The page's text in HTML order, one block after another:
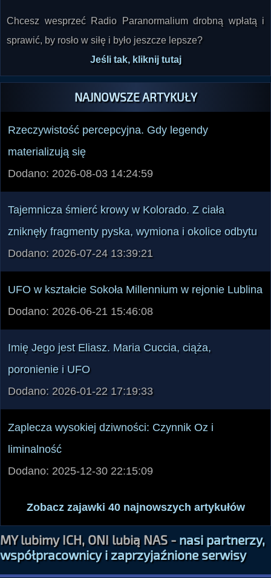
Chcesz wesprzeć Radio Paranormalium drobną wpłatą i
sprawić, by rosło w siłę i było jeszcze lepsze?
Jeśli tak, kliknij tutaj
NAJNOWSZE ARTYKUŁY
Rzeczywistość percepcyjna. Gdy legendy
materializują się
Dodano: 2026-08-03 14:24:59
Tajemnicza śmierć krowy w Kolorado. Z ciała
zniknęły fragmenty pyska, wymiona i okolice odbytu
Dodano: 2026-07-24 13:39:21
UFO w kształcie Sokoła Millennium w rejonie Lublina
Dodano: 2026-06-21 15:46:08
Imię Jego jest Eliasz. Maria Cuccia, ciąża,
poronienie i UFO
Dodano: 2026-01-22 17:19:33
Zaplecza wysokiej dziwności: Czynnik Oz i
liminalność
Dodano: 2025-12-30 22:15:09
Zobacz zajawki 40 najnowszych artykułów
MY lubimy ICH, ONI lubią NAS -nasi partnerzy,
współpracownicy i zaprzyjaźnione serwisy